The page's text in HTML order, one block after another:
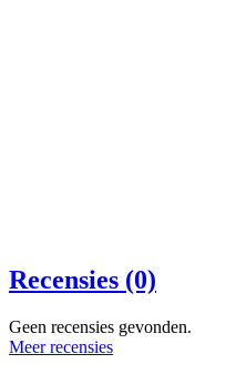
Recensies (0)
Geen recensies gevonden.
Meer recensies